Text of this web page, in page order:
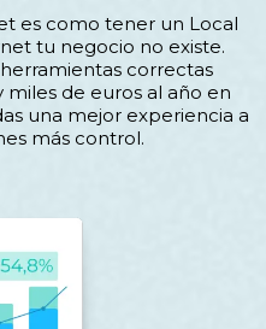
es como tener un Local
tu negocio no existe.
correctas
de euros al año en
una mejor experiencia a
más control.